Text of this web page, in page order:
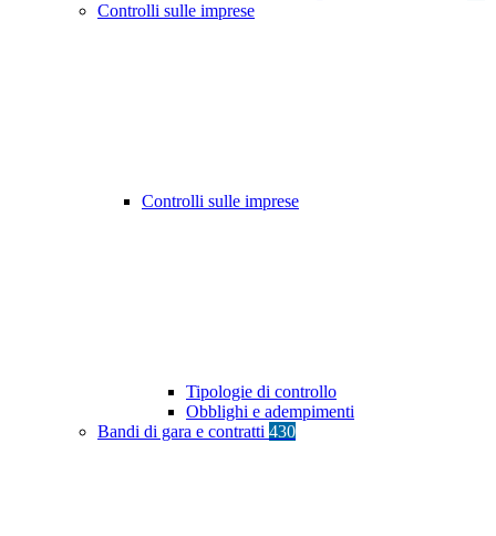
Controlli sulle imprese
Controlli sulle imprese
Tipologie di controllo
Obblighi e adempimenti
Bandi di gara e contratti 430